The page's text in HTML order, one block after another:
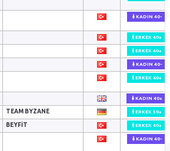
KADIN 40-
ERKEK 40+
ERKEK 40+
KADIN 40-
ERKEK 60+
KADIN 40+
TEAM BYZANE ERKEK 50+
BEYFIT ERKEK 40+
KADIN 40-